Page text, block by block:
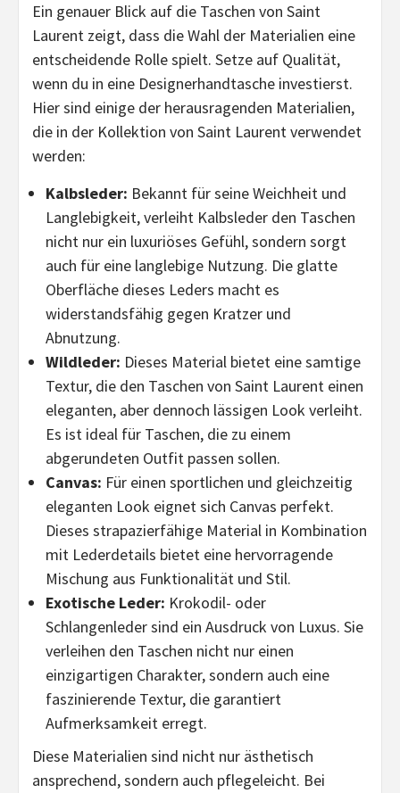
Ein genauer Blick auf die Taschen von Saint
Laurent zeigt, dass die Wahl der Materialien eine
entscheidende Rolle spielt. Setze auf Qualität,
wenn du in eine Designerhandtasche investierst.
Hier sind einige der herausragenden Materialien,
die in der Kollektion von Saint Laurent verwendet
werden:
Kalbsleder: Bekannt für seine Weichheit und
Langlebigkeit, verleiht Kalbsleder den Taschen
nicht nur ein luxuriöses Gefühl, sondern sorgt
auch für eine langlebige Nutzung. Die glatte
Oberfläche dieses Leders macht es
widerstandsfähig gegen Kratzer und
Abnutzung.
Wildleder: Dieses Material bietet eine samtige
Textur, die den Taschen von Saint Laurent einen
eleganten, aber dennoch lässigen Look verleiht.
Es ist ideal für Taschen, die zu einem
abgerundeten Outfit passen sollen.
Canvas: Für einen sportlichen und gleichzeitig
eleganten Look eignet sich Canvas perfekt.
Dieses strapazierfähige Material in Kombination
mit Lederdetails bietet eine hervorragende
Mischung aus Funktionalität und Stil.
Exotische Leder: Krokodil- oder
Schlangenleder sind ein Ausdruck von Luxus. Sie
verleihen den Taschen nicht nur einen
einzigartigen Charakter, sondern auch eine
faszinierende Textur, die garantiert
Aufmerksamkeit erregt.
Diese Materialien sind nicht nur ästhetisch
ansprechend, sondern auch pflegeleicht. Bei